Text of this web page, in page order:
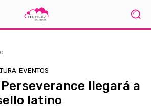
EVENTOS
llegará a
latino